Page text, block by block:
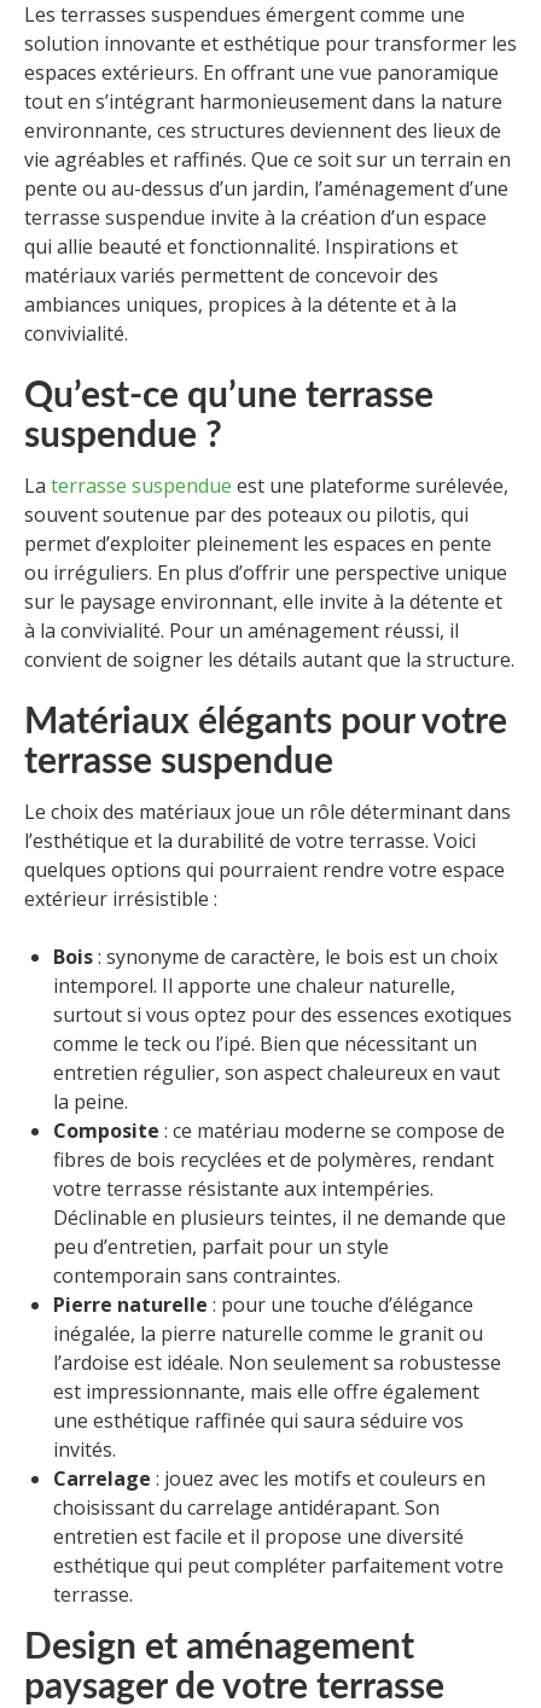
Les terrasses suspendues émergent comme une
solution innovante et esthétique pour transformer les
espaces extérieurs. En offrant une vue panoramique
tout en s’intégrant harmonieusement dans la nature
environnante, ces structures deviennent des lieux de
vie agréables et raffinés. Que ce soit sur un terrain en
pente ou au-dessus d’un jardin, l’aménagement d’une
terrasse suspendue invite à la création d’un espace
qui allie beauté et fonctionnalité. Inspirations et
matériaux variés permettent de concevoir des
ambiances uniques, propices à la détente et à la
convivialité.
Qu’est-ce qu’une terrasse
suspendue ?
La terrasse suspendue est une plateforme surélevée,
souvent soutenue par des poteaux ou pilotis, qui
permet d’exploiter pleinement les espaces en pente
ou irréguliers. En plus d’offrir une perspective unique
sur le paysage environnant, elle invite à la détente et
à la convivialité. Pour un aménagement réussi, il
convient de soigner les détails autant que la structure.
Matériaux élégants pour votre
terrasse suspendue
Le choix des matériaux joue un rôle déterminant dans
l’esthétique et la durabilité de votre terrasse. Voici
quelques options qui pourraient rendre votre espace
extérieur irrésistible :
Bois: synonyme de caractère, le bois est un choix
intemporel. Il apporte une chaleur naturelle,
surtout si vous optez pour des essences exotiques
comme le teck ou l’ipé. Bien que nécessitant un
entretien régulier, son aspect chaleureux en vaut
la peine.
Composite : ce matériau moderne se compose de
fibres de bois recyclées et de polymères, rendant
votre terrasse résistante aux intempéries.
Déclinable en plusieurs teintes, il ne demande que
peu d’entretien, parfait pour un style
contemporain sans contraintes.
Pierre naturelle : pour une touche d’élégance
inégalée, la pierre naturelle comme le granit ou
l’ardoise est idéale. Non seulement sa robustesse
est impressionnante, mais elle offre également
une esthétique raffinée qui saura séduire vos
invités.
Carrelage : jouez avec les motifs et couleurs en
choisissant du carrelage antidérapant. Son
entretien est facile et il propose une diversité
esthétique qui peut compléter parfaitement votre
terrasse.
Design et aménagement
paysager de votre terrasse